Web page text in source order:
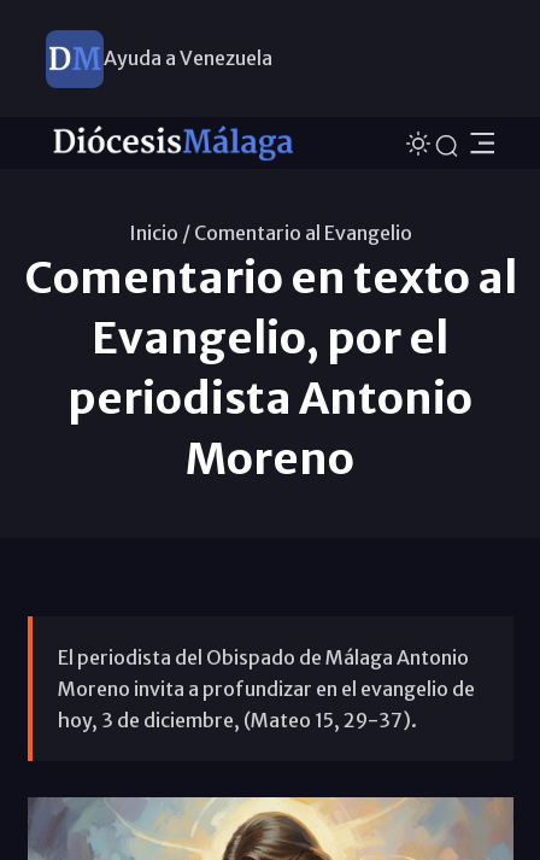
Ayuda a Venezuela
Inicio / Comentario al Evangelio
Comentario en texto al
Evangelio, por el
periodista Antonio
Moreno
El periodista del Obispado de Málaga Antonio
Moreno invita a profundizar en el evangelio de
hoy, 3 de diciembre, (Mateo 15, 29-37).